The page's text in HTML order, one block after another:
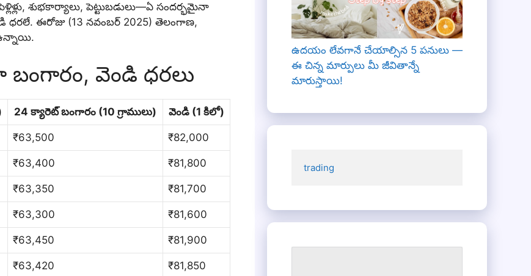
శుభకార్యాలు, పెట్టుబడులు—ఏ సందర్భమైనా
ధరలే. ఈరోజు (13 నవంబర్ 2025) తెలంగాణ,
వెండి ధరలు
24 క్యారెట్ బంగారం (10 గ్రాములు) వెండి (1 కిలో)
₹63,500 ₹82,000
₹63,400 ₹81,800
₹63,350 ₹81,700
₹63,300 ₹81,600
₹63,450 ₹81,900
₹63,420 ₹81,850
ఉదయం లేవగానే చేయాల్సిన 5 పనులు —
ఈ చిన్న మార్పులు మీ జీవితాన్నే
మారుస్తాయి!
trading